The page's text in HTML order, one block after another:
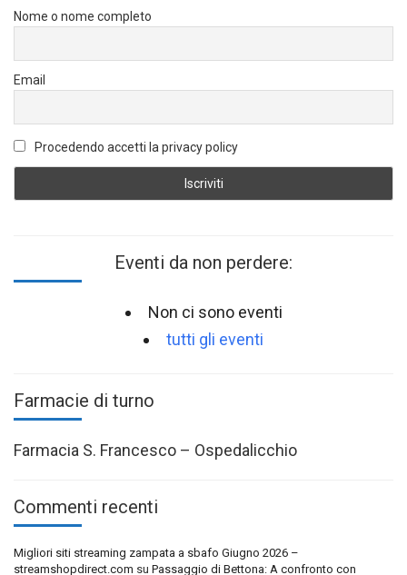
Nome o nome completo
Email
Procedendo accetti la privacy policy
Eventi da non perdere:
Non ci sono eventi
tutti gli eventi
Farmacie di turno
Farmacia S. Francesco – Ospedalicchio
Commenti recenti
Migliori siti streaming zampata a sbafo Giugno 2026 –
streamshopdirect.com su Passaggio di Bettona: A confronto con